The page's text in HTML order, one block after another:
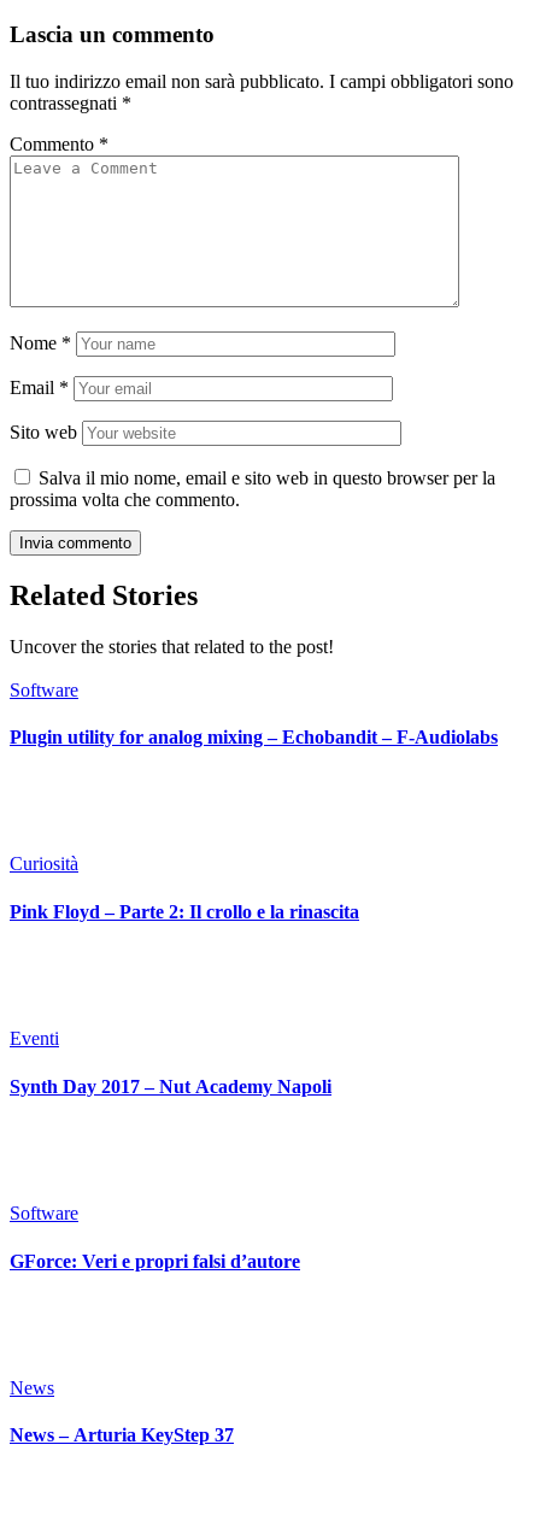
Lascia un commento
Il tuo indirizzo email non sarà pubblicato. I campi obbligatori sono
contrassegnati *
Commento *
Nome *
Email *
Sito web
Salva il mio nome, email e sito web in questo browser per la
prossima volta che commento.
Related Stories
Uncover the stories that related to the post!
Software
Plugin utility for analog mixing – Echobandit – F-Audiolabs
Curiosità
Pink Floyd – Parte 2: Il crollo e la rinascita
Eventi
Synth Day 2017 – Nut Academy Napoli
Software
GForce: Veri e propri falsi d’autore
News
News – Arturia KeyStep 37